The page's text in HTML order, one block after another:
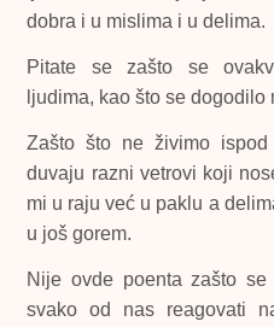
dobra i u mislima i u delima.
Pitate se zašto se
ljudima, kao što se dogodilo
Zašto što ne živimo
duvaju razni vetrovi koji
mi u raju već u paklu a
u još gorem.
Nije ovde poenta zašto
svako od nas reagovati